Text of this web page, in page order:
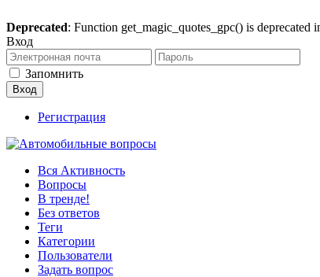
Deprecated: Function get_magic_quotes_gpc() is deprecated
Вход
Запомнить
Регистрация
Вся Активность
Вопросы
В тренде!
Без ответов
Теги
Категории
Пользователи
Задать вопрос